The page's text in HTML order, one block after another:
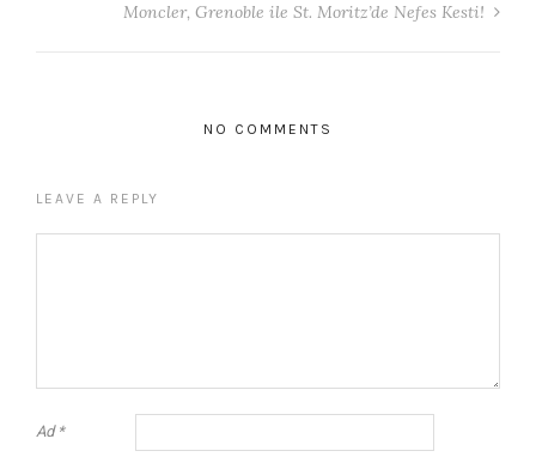
Moncler, Grenoble ile St. Moritz’de Nefes Kesti!
NO COMMENTS
LEAVE A REPLY
Ad *